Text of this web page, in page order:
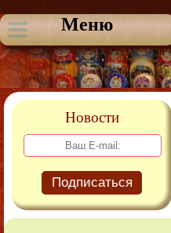
Меню
Новости
Подписаться